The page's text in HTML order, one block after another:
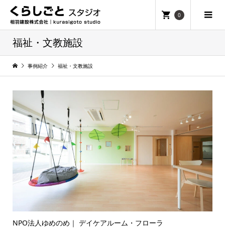
0
福祉・文教施設
事例紹介 福祉・文教施設
NPO法人ゆめのめ｜ デイケアルーム・フローラ